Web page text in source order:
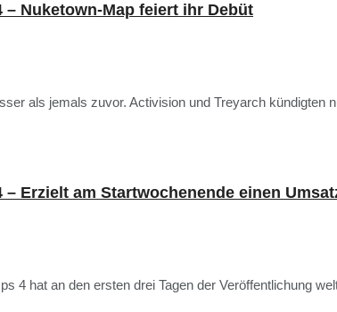
Nuketown-Map feiert ihr Debüt
als jemals zuvor. Activision und Treyarch kündigten
Erzielt am Startwochenende einen
4 hat an den ersten drei Tagen der Veröffentlichung